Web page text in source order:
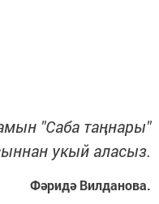
"Саба таңнары"
укый аласыз.
Фәридә Вилданова.